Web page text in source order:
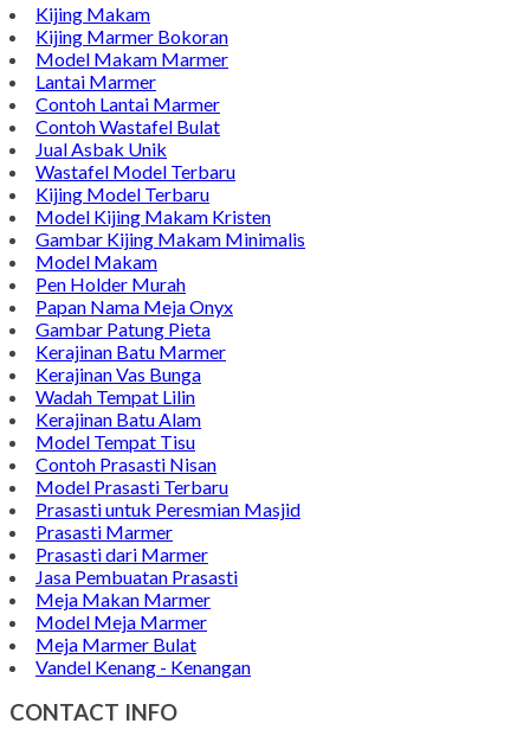
Kijing Makam
Kijing Marmer Bokoran
Model Makam Marmer
Lantai Marmer
Contoh Lantai Marmer
Contoh Wastafel Bulat
Jual Asbak Unik
Wastafel Model Terbaru
Kijing Model Terbaru
Model Kijing Makam Kristen
Gambar Kijing Makam Minimalis
Model Makam
Pen Holder Murah
Papan Nama Meja Onyx
Gambar Patung Pieta
Kerajinan Batu Marmer
Kerajinan Vas Bunga
Wadah Tempat Lilin
Kerajinan Batu Alam
Model Tempat Tisu
Contoh Prasasti Nisan
Model Prasasti Terbaru
Prasasti untuk Peresmian Masjid
Prasasti Marmer
Prasasti dari Marmer
Jasa Pembuatan Prasasti
Meja Makan Marmer
Model Meja Marmer
Meja Marmer Bulat
Vandel Kenang - Kenangan
CONTACT INFO